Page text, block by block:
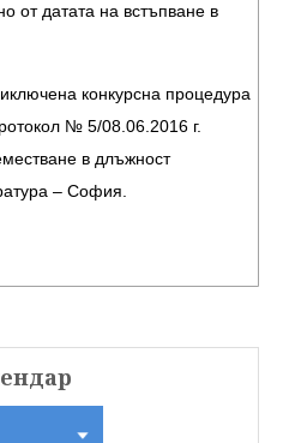
от датата на встъпване в
конкурсна процедура
№ 5/08.06.2016 г.
в длъжност
– София.